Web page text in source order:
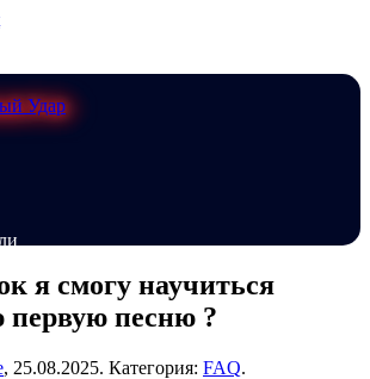
я смогу научиться
первую песню ?
, 25.08.2025. Категория: FAQ.